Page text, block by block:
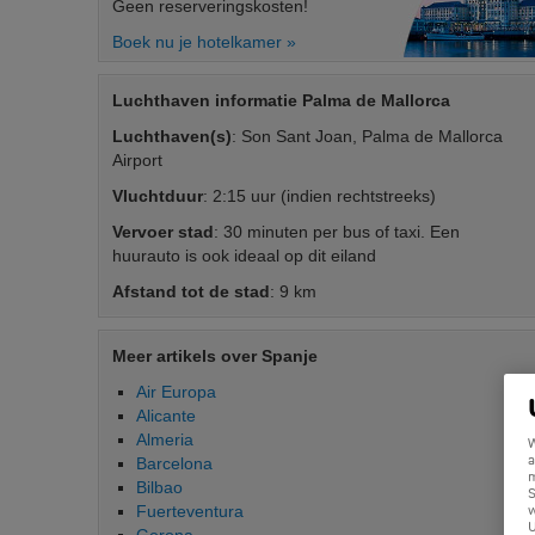
Geen reserveringskosten!
Boek nu je hotelkamer »
Luchthaven informatie Palma de Mallorca
Luchthaven(s): Son Sant Joan, Palma de Mallorca
Airport
Vluchtduur: 2:15 uur (indien rechtstreeks)
Vervoer stad: 30 minuten per bus of taxi. Een
huurauto is ook ideaal op dit eiland
Afstand tot de stad: 9 km
Meer artikels over Spanje
Air Europa
Alicante
Almeria
Barcelona
Bilbao
Fuerteventura